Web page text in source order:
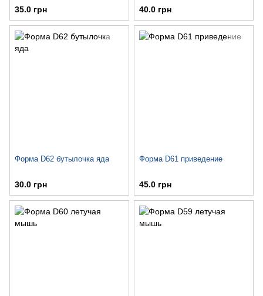
35.0 грн 40.0 грн
Форма D62 бутылочка яда
30.0 грн
Форма D61 приведение
45.0 грн